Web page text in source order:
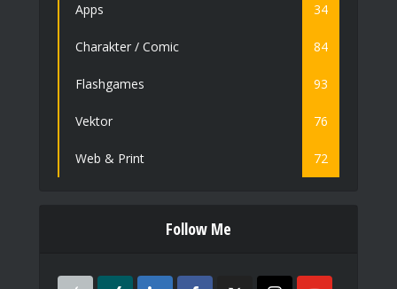
Apps 34
Charakter / Comic 84
Flashgames 93
Vektor 76
Web & Print 72
Follow Me